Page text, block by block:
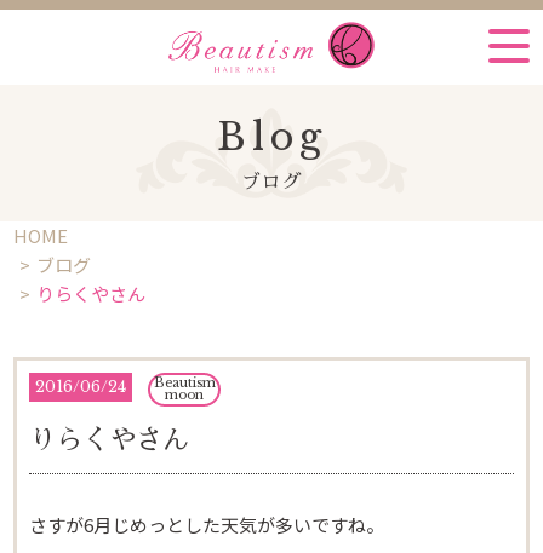
Blog
ブログ
HOME
ブログ
りらくやさん
2016/06/24 Beautism
moon
りらくやさん
さすが6月じめっとした天気が多いですね。